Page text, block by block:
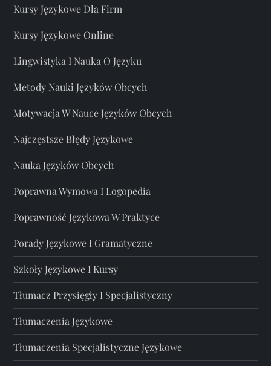
Kursy Językowe Dla Firm
Kursy Językowe Online
Lingwistyka I Nauka O Języku
Metody Nauki Języków Obcych
Motywacja W Nauce Języków Obcych
Najczęstsze Błędy Językowe
Nauka Języków Obcych
Poprawna Wymowa I Logopedia
Poprawność Językowa W Praktyce
Porady Językowe I Gramatyczne
Szkoły Językowe I Kursy
Tłumacz Przysięgły I Specjalistyczny
Tłumaczenia Językowe
Tłumaczenia Specjalistyczne Językowe